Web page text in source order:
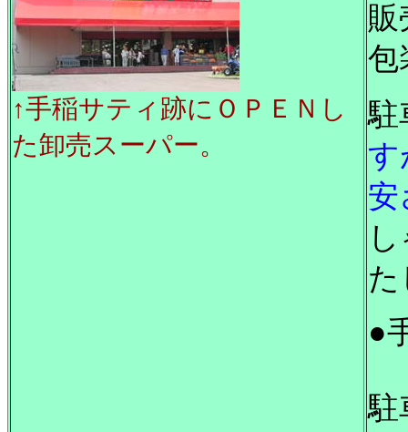
↑手稲サティ跡にＯＰＥＮし
た卸売スーパー。
販
包
駐
す
安
た
●
駐